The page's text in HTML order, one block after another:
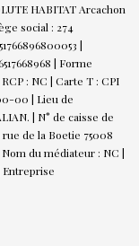
HABITAT Arcachon
social : 274
|
| Forme
: NC | Carte T : CPI
00 | Lieu de
| N° de caisse de
de la Boetie 75008
du médiateur : NC |
Entreprise